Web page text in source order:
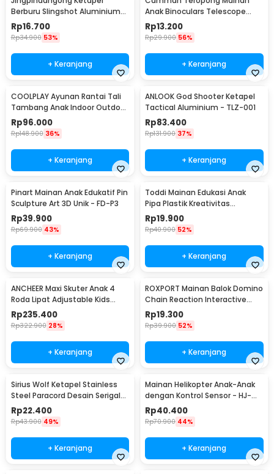
Berburu Slingshot Aluminium
Alloy - OD-014
Rp16.700
Rp34.900 53%
+ Keranjang
Anak Binoculars Telescope
2.5x26 - 1138
Rp13.200
Rp29.900 56%
+ Keranjang
COOLPLAY Ayunan Rantai Tali
Tambang Anak Indoor Outdoor
- WS-2100
Rp96.000
Rp148.900 36%
+ Keranjang
ANLOOK God Shooter Ketapel
Tactical Aluminium - TLZ-001
Rp83.400
Rp131.900 37%
+ Keranjang
Pinart Mainan Anak Edukatif Pin
Sculpture Art 3D Unik - FD-P3
Rp39.900
Rp69.900 43%
+ Keranjang
Toddi Mainan Edukasi Anak
Pipa Plastik Kreativitas
Bangunan 4D STEM - 88003
Rp19.900
Rp40.900 52%
+ Keranjang
ANCHEER Maxi Skuter Anak 4
Roda Lipat Adjustable Kids
Scooter - QZ-001
Rp235.400
Rp322.900 28%
+ Keranjang
ROXPORT Mainan Balok Domino
Chain Reaction Interactive
Toys 120 PCS - ZMY-1
Rp19.300
Rp39.900 52%
+ Keranjang
Sirius Wolf Ketapel Stainless
Steel Paracord Desain Serigala
- HW-GJ049
Rp22.400
Rp43.900 49%
+ Keranjang
Mainan Helikopter Anak-Anak
dengan Kontrol Sensor - HJ-
8188
Rp40.400
Rp70.900 44%
+ Keranjang